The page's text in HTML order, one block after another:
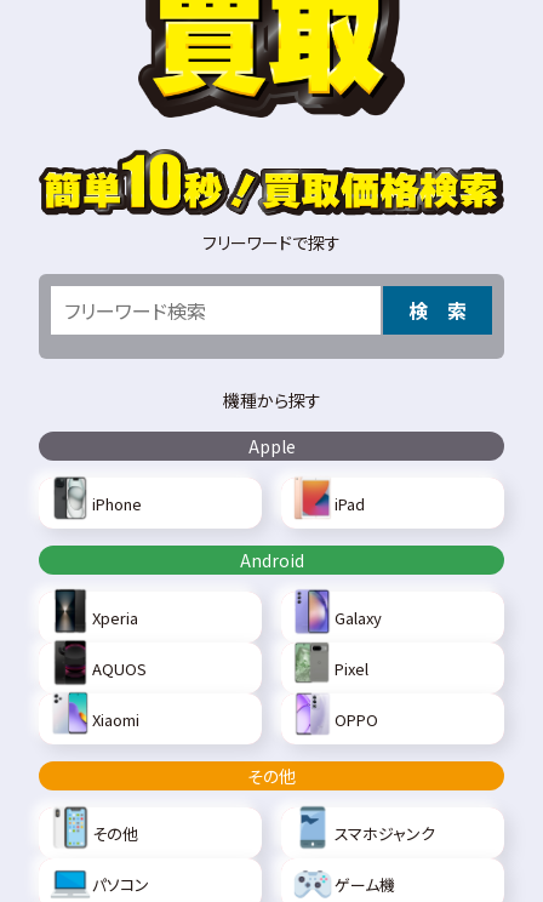
フリーワードで探す
検 索
機種から探す
Apple
iPhone iPad
Android
Xperia Galaxy
AQUOS Pixel
Xiaomi OPPO
その他
その他 スマホジャンク
パソコン ゲーム機